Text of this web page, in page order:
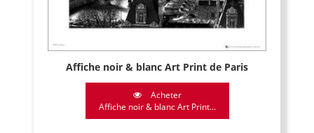
Affiche noir & blanc Art Print de Paris
Acheter
Affiche noir & blanc Art Print...